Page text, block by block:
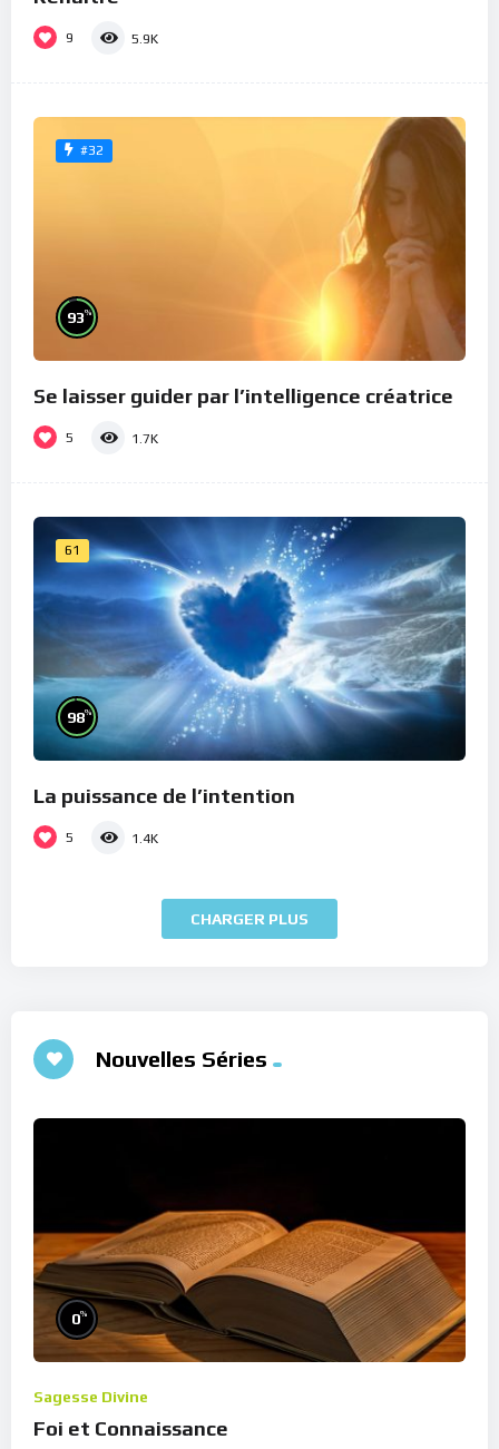
9 5.9K
#32
93%
Se laisser guider par l’intelligence créatrice
5 1.7K
61
98%
La puissance de l’intention
5 1.4K
CHARGER PLUS
Nouvelles Séries
0%
Sagesse Divine
Foi et Connaissance